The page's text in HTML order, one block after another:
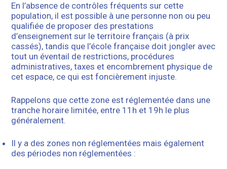
En l’absence de contrôles fréquents sur cette
population, il est possible à une personne non ou peu
qualifiée de proposer des prestations
d’enseignement sur le territoire français (à prix
cassés), tandis que l’école française doit jongler avec
tout un éventail de restrictions, procédures
administratives, taxes et encombrement physique de
cet espace, ce qui est foncièrement injuste.
Rappelons que cette zone est réglementée dans une
tranche horaire limitée, entre 11h et 19h le plus
généralement.
Il y a des zones non réglementées mais également
des périodes non réglementées :